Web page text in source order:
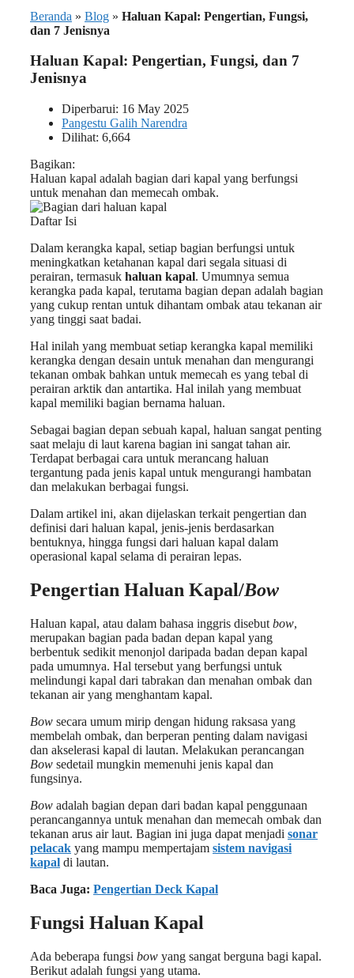
Beranda » Blog » Haluan Kapal: Pengertian, Fungsi,
dan 7 Jenisnya
Haluan Kapal: Pengertian, Fungsi, dan 7
Jenisnya
Diperbarui: 16 May 2025
Pangestu Galih Narendra
Dilihat: 6,664
Bagikan:
Haluan kapal adalah bagian dari kapal yang berfungsi
untuk menahan dan memecah ombak.
Daftar Isi
Dalam kerangka kapal, setiap bagian berfungsi untuk
meningkatkan ketahanan kapal dari segala situasi di
perairan, termasuk haluan kapal. Umumnya semua
kerangka pada kapal, terutama bagian depan adalah bagian
yang cukup rentan untuk dihantam ombak atau tekanan air
yang tinggi saat badai.
Hal inilah yang membuat setiap kerangka kapal memiliki
kerangka dengan desain untuk menahan dan mengurangi
tekanan ombak bahkan untuk memecah es yang tebal di
perairan arktik dan antartika. Hal inilah yang membuat
kapal memiliki bagian bernama haluan.
Sebagai bagian depan sebuah kapal, haluan sangat penting
saat melaju di laut karena bagian ini sangat tahan air.
Terdapat berbagai cara untuk merancang haluan
tergantung pada jenis kapal untuk mengurangi hambatan
dan melakukan berbagai fungsi.
Dalam artikel ini, akan dijelaskan terkait pengertian dan
definisi dari haluan kapal, jenis-jenis berdasarkan
bentuknya, hingga fungsi dari haluan kapal dalam
operasional kapal selama di perairan lepas.
Pengertian Haluan Kapal/Bow
Haluan kapal, atau dalam bahasa inggris disebut bow,
merupakan bagian pada badan depan kapal yang
berbentuk sedikit menonjol daripada badan depan kapal
pada umumnya. Hal tersebut yang berfungsi untuk
melindungi kapal dari tabrakan dan menahan ombak dan
tekanan air yang menghantam kapal.
Bow secara umum mirip dengan hidung raksasa yang
membelah ombak, dan berperan penting dalam navigasi
dan akselerasi kapal di lautan. Melakukan perancangan
Bow sedetail mungkin memenuhi jenis kapal dan
fungsinya.
Bow adalah bagian depan dari badan kapal penggunaan
perancangannya untuk menahan dan memecah ombak dan
tekanan arus air laut. Bagian ini juga dapat menjadi sonar
pelacak yang mampu mempertajam sistem navigasi
kapal di lautan.
Baca Juga: Pengertian Deck Kapal
Fungsi Haluan Kapal
Ada beberapa fungsi bow yang sangat berguna bagi kapal.
Berikut adalah fungsi yang utama.